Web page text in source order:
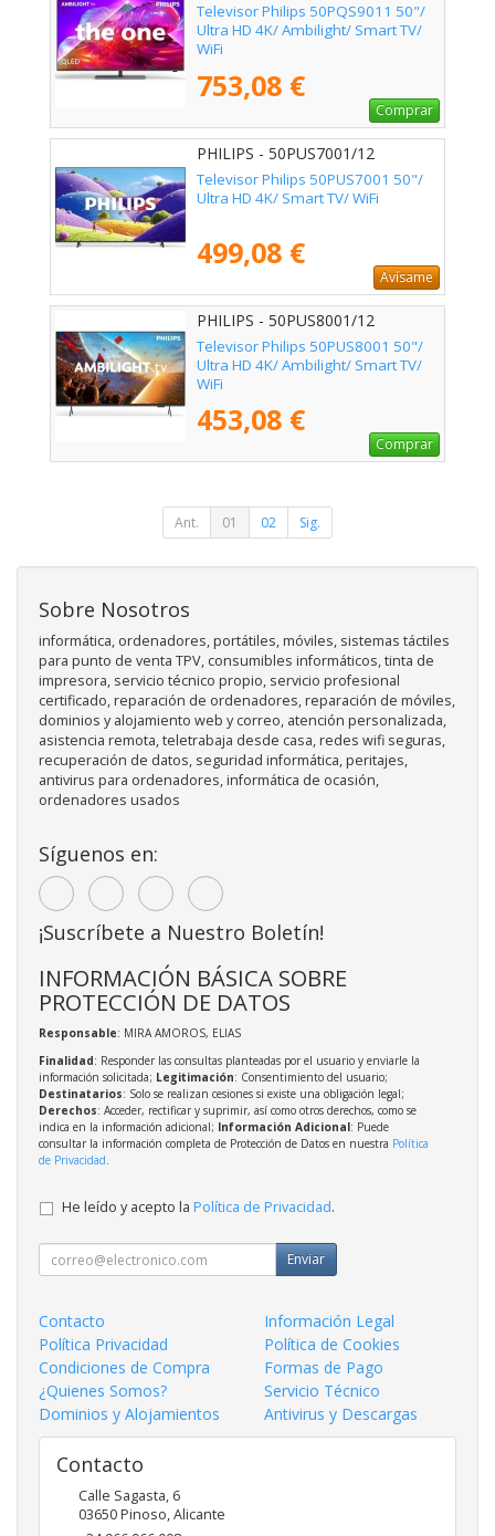
Televisor Philips 50PQS9011 50"/
Ultra HD 4K/ Ambilight/ Smart TV/
WiFi
753,08 €
Comprar
PHILIPS - 50PUS7001/12
Televisor Philips 50PUS7001 50"/
Ultra HD 4K/ Smart TV/ WiFi
499,08 €
Avísame
PHILIPS - 50PUS8001/12
Televisor Philips 50PUS8001 50"/
Ultra HD 4K/ Ambilight/ Smart TV/
WiFi
453,08 €
Comprar
Ant. 01 02 Sig.
Sobre Nosotros
informática, ordenadores, portátiles, móviles, sistemas táctiles
para punto de venta TPV, consumibles informáticos, tinta de
impresora, servicio técnico propio, servicio profesional
certificado, reparación de ordenadores, reparación de móviles,
dominios y alojamiento web y correo, atención personalizada,
asistencia remota, teletrabaja desde casa, redes wifi seguras,
recuperación de datos, seguridad informática, peritajes,
antivirus para ordenadores, informática de ocasión,
ordenadores usados
Síguenos en:
¡Suscríbete a Nuestro Boletín!
INFORMACIÓN BÁSICA SOBRE
PROTECCIÓN DE DATOS
Responsable: MIRA AMOROS, ELIAS
Finalidad: Responder las consultas planteadas por el usuario y enviarle la
información solicitada; Legitimación: Consentimiento del usuario;
Destinatarios: Solo se realizan cesiones si existe una obligación legal;
Derechos: Acceder, rectificar y suprimir, así como otros derechos, como se
indica en la información adicional; Información Adicional: Puede
consultar la información completa de Protección de Datos en nuestra Política
de Privacidad.
He leído y acepto la Política de Privacidad.
Enviar
Contacto
Información Legal
Política Privacidad
Política de Cookies
Condiciones de Compra
Formas de Pago
¿Quienes Somos?
Servicio Técnico
Dominios y Alojamientos
Antivirus y Descargas
Contacto
Calle Sagasta, 6
03650Pinoso,Alicante